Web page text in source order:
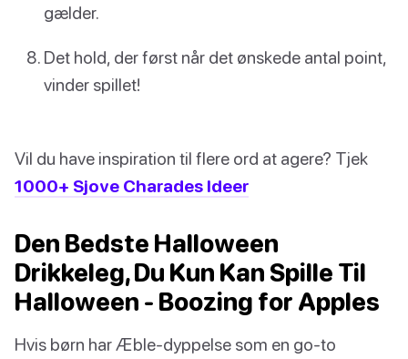
gælder.
Det hold, der først når det ønskede antal point,
vinder spillet!
Vil du have inspiration til flere ord at agere? Tjek
1000+ Sjove Charades Ideer
Den Bedste Halloween
Drikkeleg, Du Kun Kan Spille Til
Halloween - Boozing for Apples
Hvis børn har Æble-dyppelse som en go-to